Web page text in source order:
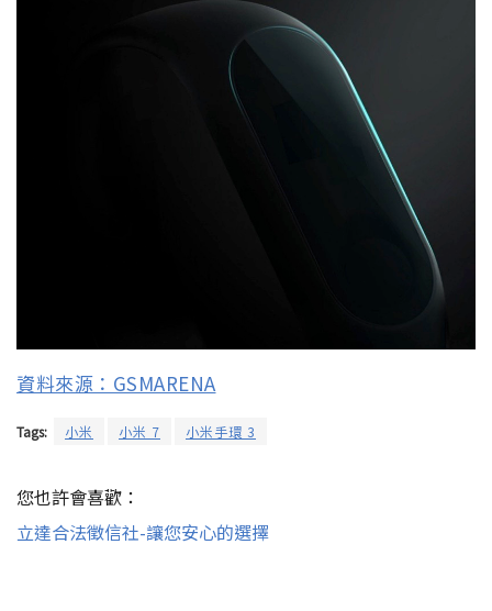
資料來源：GSMARENA
Tags: 小米 小米 7 小米手環 3
您也許會喜歡：
立達合法徵信社-讓您安心的選擇